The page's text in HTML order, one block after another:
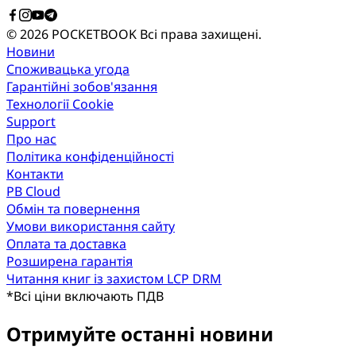
© 2026 POCKETBOOK Всі права захищені.
Новини
Споживацька угода
Гарантійні зобов'язання
Технології Cookie
Support
Про нас
Політика конфіденційності
Контакти
PB Cloud
Обмін та повернення
Умови використання сайту
Оплата та доставка
Розширена гарантія
Читання книг із захистом LCP DRM
*Всі ціни включають ПДВ
Отримуйте останні новини